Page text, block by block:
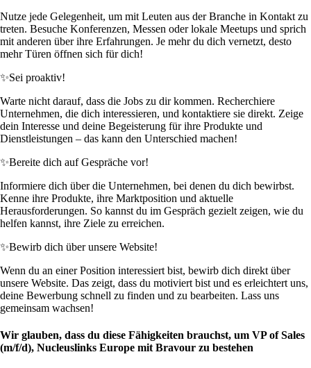
Nutze jede Gelegenheit, um mit Leuten aus der Branche in Kontakt zu
treten. Besuche Konferenzen, Messen oder lokale Meetups und sprich
mit anderen über ihre Erfahrungen. Je mehr du dich vernetzt, desto
mehr Türen öffnen sich für dich!
✨Sei proaktiv!
Warte nicht darauf, dass die Jobs zu dir kommen. Recherchiere
Unternehmen, die dich interessieren, und kontaktiere sie direkt. Zeige
dein Interesse und deine Begeisterung für ihre Produkte und
Dienstleistungen – das kann den Unterschied machen!
✨Bereite dich auf Gespräche vor!
Informiere dich über die Unternehmen, bei denen du dich bewirbst.
Kenne ihre Produkte, ihre Marktposition und aktuelle
Herausforderungen. So kannst du im Gespräch gezielt zeigen, wie du
helfen kannst, ihre Ziele zu erreichen.
✨Bewirb dich über unsere Website!
Wenn du an einer Position interessiert bist, bewirb dich direkt über
unsere Website. Das zeigt, dass du motiviert bist und es erleichtert uns,
deine Bewerbung schnell zu finden und zu bearbeiten. Lass uns
gemeinsam wachsen!
Wir glauben, dass du diese Fähigkeiten brauchst, um VP of Sales
(m/f/d), Nucleuslinks Europe mit Bravour zu bestehen